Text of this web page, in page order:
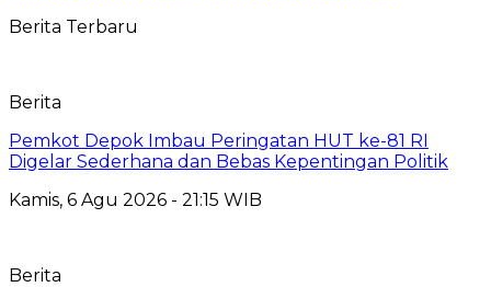
Berita Terbaru
Berita
Pemkot Depok Imbau Peringatan HUT ke-81 RI
Digelar Sederhana dan Bebas Kepentingan Politik
Kamis, 6 Agu 2026 - 21:15 WIB
Berita